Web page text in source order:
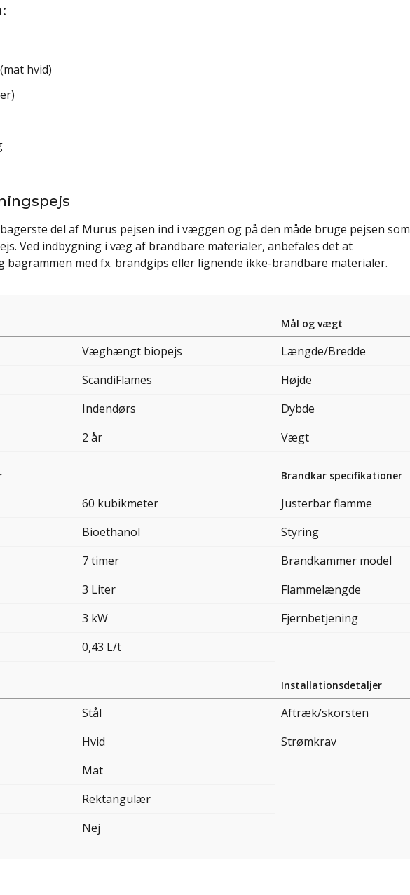
hvid)
del af Murus pejsen ind i væggen og på den måde bruge pejsen som
Ved indbygning i væg af brandbare materialer, anbefales det at
med fx. brandgips eller lignende ikke-brandbare materialer.
Væghængt biopejs
ScandiFlames
Indendørs
2 år
Mål og vægt
Længde/Bredde
Højde
Dybde
Vægt
60 kubikmeter
Bioethanol
7 timer
3 Liter
3 kW
0,43 L/t
Brandkar specifikationer
Justerbar flamme
Styring
Brandkammer model
Flammelængde
Fjernbetjening
Stål
Hvid
Mat
Rektangulær
Nej
Installationsdetaljer
Aftræk/skorsten
Strømkrav